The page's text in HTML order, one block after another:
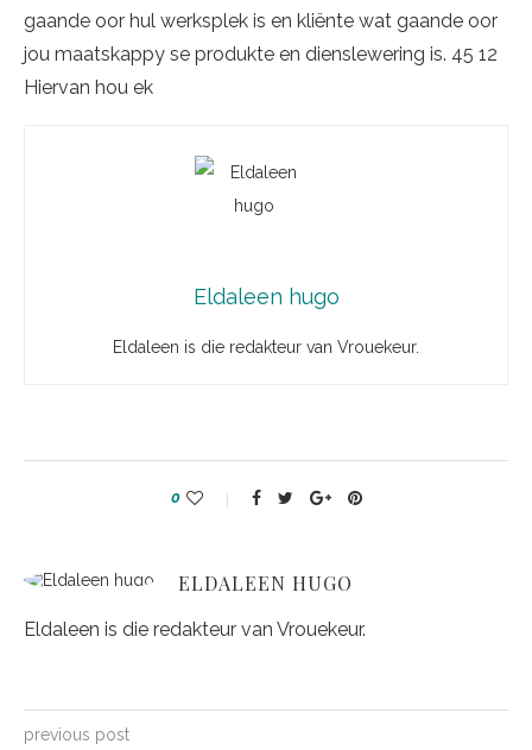
gaande oor hul werksplek is en kliënte wat gaande oor
jou maatskappy se produkte en dienslewering is. 45 12
Hiervan hou ek
Eldaleen hugo
Eldaleen is die redakteur van Vrouekeur.
0
ELDALEEN HUGO
Eldaleen is die redakteur van Vrouekeur.
previous post